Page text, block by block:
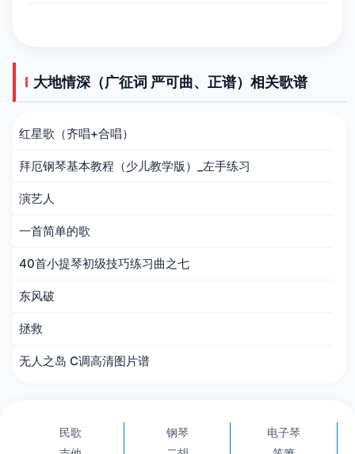
大地情深（广征词 严可曲、正谱）相关歌谱
红星歌（齐唱+合唱）
拜厄钢琴基本教程（少儿教学版）_左手练习
演艺人
一首简单的歌
40首小提琴初级技巧练习曲之七
东风破
拯救
无人之岛 C调高清图片谱
民歌 钢琴
电子琴